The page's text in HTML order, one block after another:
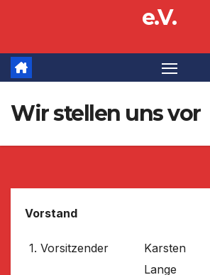
e.V.
Wir stellen uns vor
Vorstand
1. Vorsitzender
Karsten
Lange